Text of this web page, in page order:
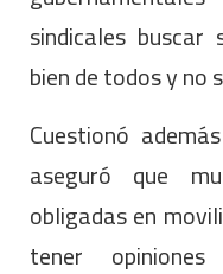
sindicales buscar
bien de todos y no
Cuestionó
aseguró que
obligadas en
tener